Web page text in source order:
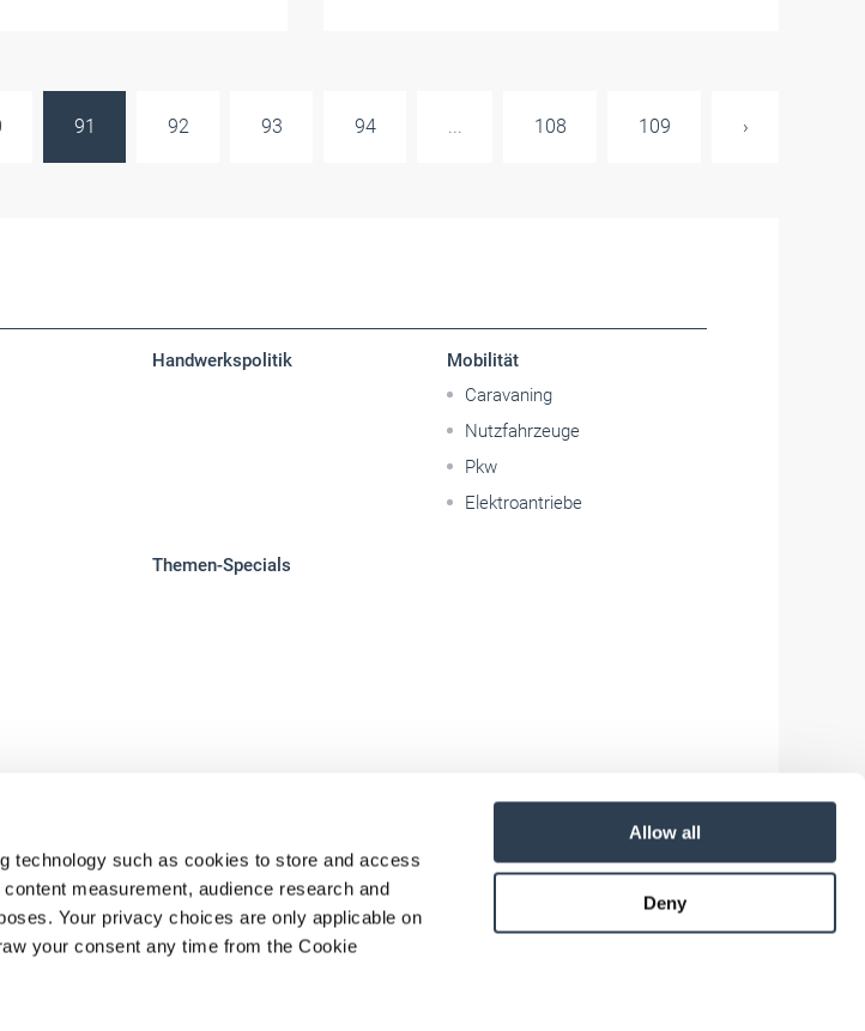
technology such as cookies to store and access
measurement, audience research and
Your privacy choices are only applicable on
your consent any time from the Cookie
Allow all
Deny
91 92 93 94 ... 108 109 ›
Handwerkspolitik
Mobilität
Caravaning
Nutzfahrzeuge
Pkw
Elektroantriebe
Themen-Specials